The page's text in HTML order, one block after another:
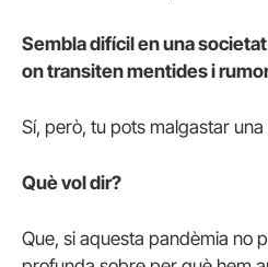
Sembla difícil en una
on transiten mentides i
Sí, però, tu pots malgastar una
Què vol dir?
Que, si aquesta pandèmia no